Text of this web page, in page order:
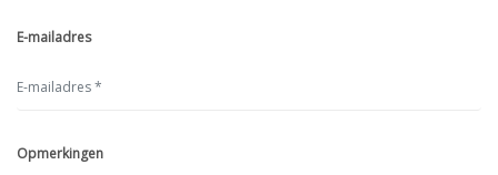
E-mailadres
Opmerkingen